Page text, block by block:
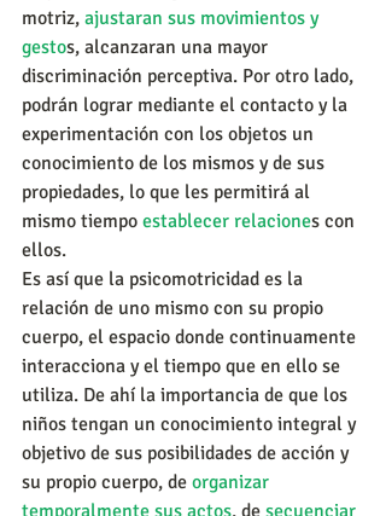
motriz, ajustaran sus movimientos y
gestos, alcanzaran una mayor
discriminación perceptiva. Por otro lado,
podrán lograr mediante el contacto y la
experimentación con los objetos un
conocimiento de los mismos y de sus
propiedades, lo que les permitirá al
mismo tiempo establecer relaciones con
ellos.
Es así que la psicomotricidad es la
relación de uno mismo con su propio
cuerpo, el espacio donde continuamente
interacciona y el tiempo que en ello se
utiliza. De ahí la importancia de que los
niños tengan un conocimiento integral y
objetivo de sus posibilidades de acción y
su propio cuerpo, de organizar